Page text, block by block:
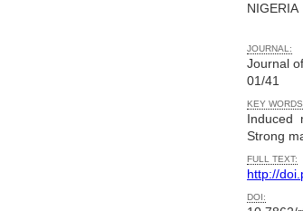
NIGERIA
JOURNAL:
Journal
01/41
KEY
Induced
Strong
FULL TEXT:
http://
DOI: